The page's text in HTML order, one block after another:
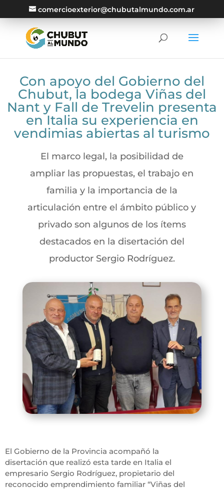
comercioexterior@chubutalmundo.com.ar
Con apoyo del Gobierno del
Chubut, la bodega Viñas del
Nant y Fall de Trevelin presenta
en Italia su experiencia en
vendimias abiertas al turismo
El marco legal, la posibilidad de
ampliar las propuestas, el trabajo en
familia y la importancia de la
articulación entre el ámbito público y
privado son algunos de los ítems
destacados en la disertación del
productor Sergio Rodríguez.
El Gobierno de la Provincia acompañó la
disertación que realizó esta tarde en Italia el
empresario Sergio Rodríguez, propietario del
reconocido emprendimiento familiar “Viñas del